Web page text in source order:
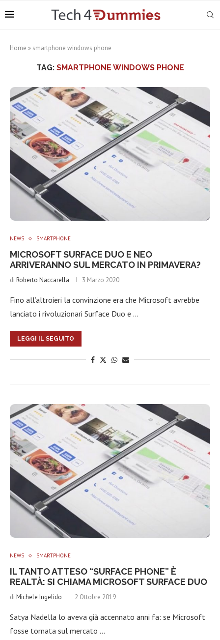
Home » smartphone windows phone
TAG: SMARTPHONE WINDOWS PHONE
NEWS SMARTPHONE
MICROSOFT SURFACE DUO E NEO
ARRIVERANNO SUL MERCATO IN PRIMAVERA?
di Roberto Naccarella 3 Marzo 2020
Fino all’altroieri la convinzione era che Microsoft avrebbe
lanciato i rivoluzionari Surface Duo e …
LEGGI IL SEGUITO
NEWS SMARTPHONE
IL TANTO ATTESO “SURFACE PHONE” È
REALTÀ: SI CHIAMA MICROSOFT SURFACE DUO
di Michele Ingelido 2 Ottobre 2019
Satya Nadella lo aveva già accennato anni fa: se Microsoft
fosse tornata sul mercato …